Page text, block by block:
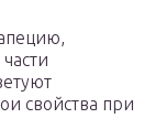
свойства при